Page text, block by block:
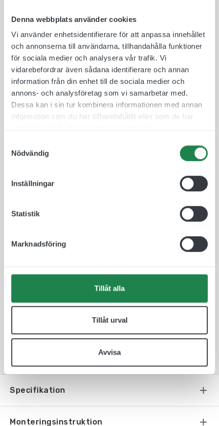
Denna webbplats använder cookies
Vi använder enhetsidentifierare för att anpassa innehållet
och annonserna till användarna, tillhandahålla funktioner
för sociala medier och analysera vår trafik. Vi
vidarebefordrar även sådana identifierare och annan
information från din enhet till de sociala medier och
annons- och analysföretag som vi samarbetar med.
Dessa kan i sin tur kombinera informationen med annan
information som du har tillhandahållit eller som de har
Nödvändig
Inställningar
Statistik
Marknadsföring
Tillåt alla
Tillåt urval
Avvisa
Våra Taktila Piktogram är tillverkade i en
akrylplast, speciellt framtaget för att optimera
läsbarheten. Materialet uppfyller Myndigheten för
Delaktighet (MFD) krav gällande
tillgänglighetsanpassning. När vi tar fram taktila
skyltar förhåller vi oss till standarder för
tillgänglighetsanpassning (ADA) där det bland
annat beskrivs hur tecken och symboler ska vara
utformade för att på bästa sätt möjliggöra
Materialet är återvinningsbart och finns att få i
i en skola, sjukhus, ålderdomshem, fritidsgård eller
kontorsbyggnad.
Våra taktila piktogram är bedömda och godkända i
SundaHus miljödata.
Specifikation
Monteringsinstruktion